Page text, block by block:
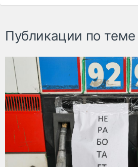
Публикации по теме